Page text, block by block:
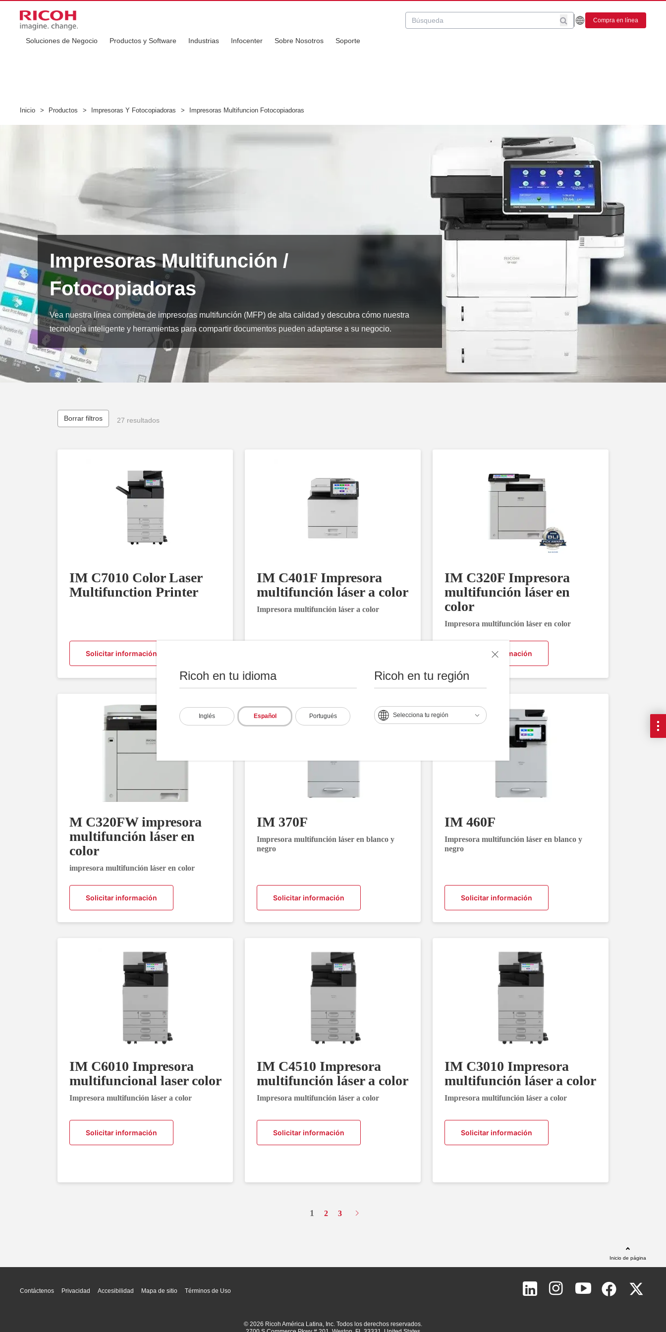
Ricoh en tu idioma
Inglés Español Portugués
Ricoh en tu región
Selecciona tu región
Compra en línea
Soluciones de Negocio Productos y Software Industrias Infocenter Sobre Nosotros Soporte
Inicio > Productos > Impresoras Y Fotocopiadoras > Impresoras Multifuncion Fotocopiadoras
Impresoras Multifunción /
Fotocopiadoras
Vea nuestra línea completa de impresoras multifunción (MFP) de alta calidad y descubra cómo nuestra
tecnología inteligente y herramientas para compartir documentos pueden adaptarse a su negocio.
Borrar filtros 27 resultados
IM C7010 Color Laser
Multifunction Printer
Solicitar información
IM C401F Impresora
multifunción láser a color
Impresora multifunción láser a color
IM C320F Impresora
multifunción láser en
color
Impresora multifunción láser en color
Solicitar información
M C320FW impresora
multifunción láser en
color
impresora multifunción láser en color
Solicitar información
IM 370F
Impresora multifunción láser en blanco y
negro
Solicitar información
IM 460F
Impresora multifunción láser en blanco y
negro
Solicitar información
IM C6010 Impresora
multifuncional laser color
Impresora multifunción láser a color
Solicitar información
IM C4510 Impresora
multifunción láser a color
Impresora multifunción láser a color
Solicitar información
IM C3010 Impresora
multifunción láser a color
Impresora multifunción láser a color
Solicitar información
1 2 3
Inicio de página
Contáctenos Privacidad Accesibilidad Mapa de sitio Términos de Uso
© 2026 Ricoh América Latina, Inc. Todos los derechos reservados.